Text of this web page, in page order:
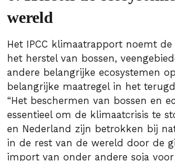
wereld
Het IPCC klimaatrapport noemt
het herstel van bossen,
andere belangrijke ecosystemen
belangrijke maatregel in het
“Het beschermen van bossen en
essentieel om de klimaatcrisis te
en Nederland zijn betrokken bij
in de rest van de wereld door de
import van onder andere soja